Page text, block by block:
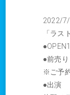
2022/
「ラス
●前売
※ご予
●出演